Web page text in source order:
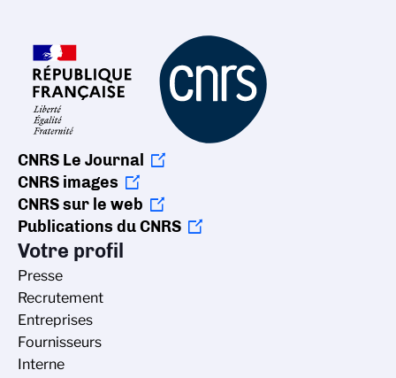
CNRS Le Journal
CNRS images
CNRS sur le web
Publications du CNRS
Votre profil
Presse
Recrutement
Entreprises
Fournisseurs
Interne